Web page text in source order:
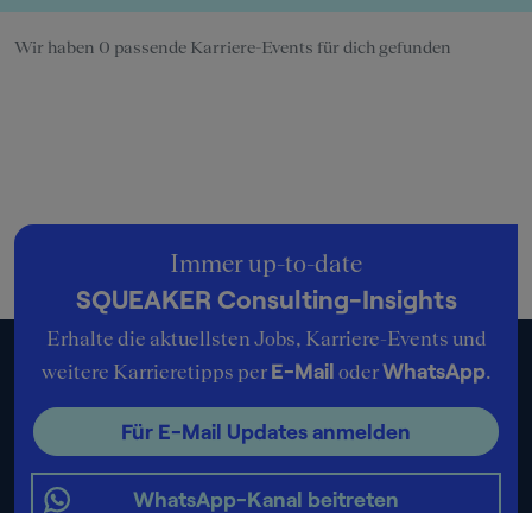
Wir haben 0 passende Karriere-Events für dich gefunden
Immer up-to-date
SQUEAKER Consulting-Insights
Erhalte die aktuellsten Jobs, Karriere-Events und
weitere Karrieretipps per E-Mail oderWhatsApp.
Für E-Mail Updates anmelden
WhatsApp-Kanal beitreten